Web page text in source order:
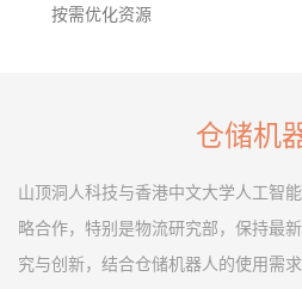
按需优化资源
仓储机
山顶洞人科技与香港中文大学人工智
略合作，特别是物流研究部，保持最
究与创新，结合仓储机器人的使用需